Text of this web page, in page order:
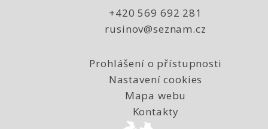
+420 569 692 281
rusinov@seznam.cz
Prohlášení o přístupnosti
Nastavení cookies
Mapa webu
Kontakty